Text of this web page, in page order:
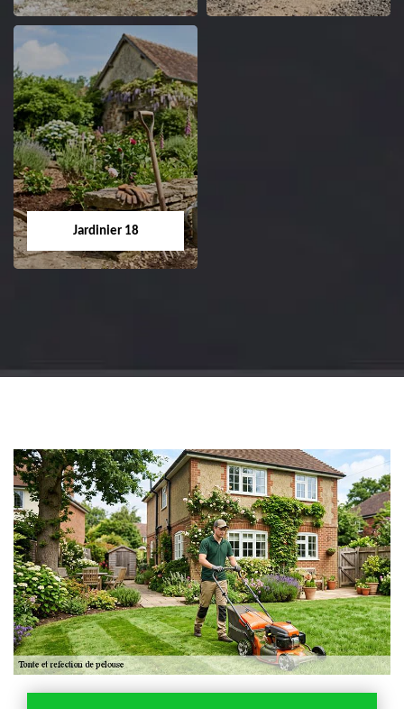
Dessouchage arbre
et haie 18
Entreprise dessouchage
arbre et haie 18 Cher
Jardinier 18